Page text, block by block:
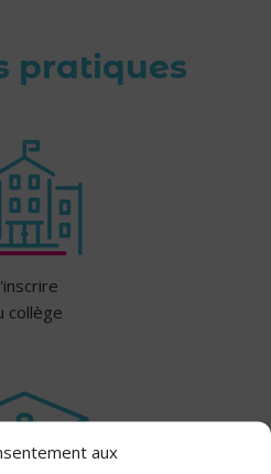
aux
pratiques
collège